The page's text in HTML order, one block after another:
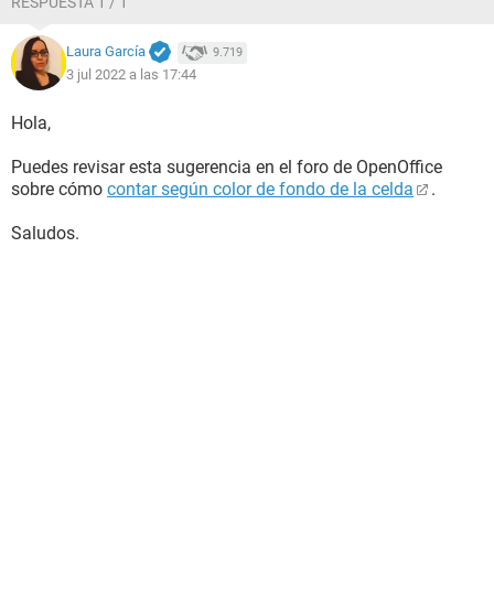
Laura García 9.719
3 jul 2022 a las 17:44
Hola,
Puedes revisar esta sugerencia en el foro de OpenOffice
sobre cómo contar según color de fondo de la celda .
Saludos.